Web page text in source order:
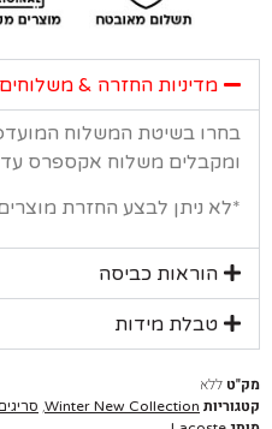
מדיניות החזרה & משלוחים
בשיטת המשלוח המועדפת
משלוח אקספרס עד
ניתן לבצע החזרת מוצרים
הוראות כביסה
טבלת מידות
ללא
Winter New Collection
,סריגים